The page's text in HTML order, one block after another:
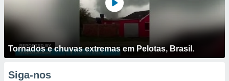
Tornados e chuvas extremas em Pelotas, Brasil.
Siga-nos